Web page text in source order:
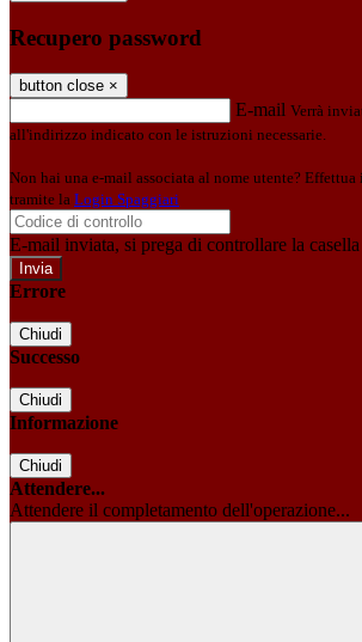
Recupero password
button close ×
E-mail Verrà
all'indirizzo indicato con le istruzioni necessarie.
Non hai una e-mail associata al nome utente? Effettua
tramite la Login Spaggiari
E-mail inviata, si prega di controllare la
Errore
Chiudi
Successo
Chiudi
Informazione
Chiudi
Attendere...
Attendere il completamento dell'operazione...